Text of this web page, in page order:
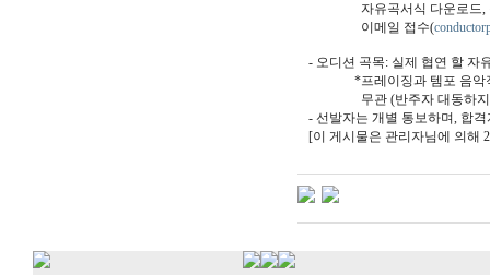
자유곡서식 다운로드, 작성
이메일 접수(
- 오디션 곡목: 실제 협연 할 자
*프레이징과 템포 음악적
무관 (반주자 대동하지
- 선발자는 개별 통보하며, 합
[이 게시물은 관리자님에 의해